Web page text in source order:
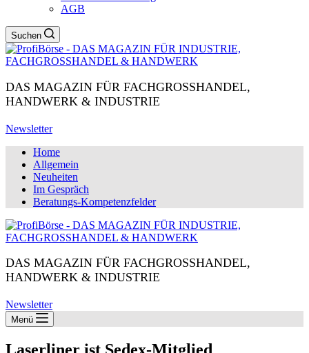
AGB
Suchen
DAS MAGAZIN FÜR FACHGROSSHANDEL,
HANDWERK & INDUSTRIE
Newsletter
Home
Allgemein
Neuheiten
Im Gespräch
Beratungs-Kompetenzfelder
DAS MAGAZIN FÜR FACHGROSSHANDEL,
HANDWERK & INDUSTRIE
Newsletter
Menü